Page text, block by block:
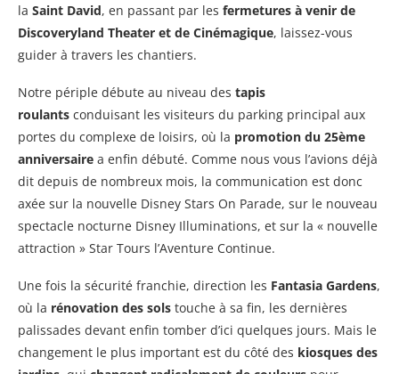
la Saint David, en passant par les fermetures à venir de
Discoveryland Theater et de Cinémagique, laissez-vous
guider à travers les chantiers.
Notre périple débute au niveau des tapis
roulants conduisant les visiteurs du parking principal aux
portes du complexe de loisirs, où la promotion du 25ème
anniversaire a enfin débuté. Comme nous vous l’avions déjà
dit depuis de nombreux mois, la communication est donc
axée sur la nouvelle Disney Stars On Parade, sur le nouveau
spectacle nocturne Disney Illuminations, et sur la « nouvelle
attraction » Star Tours l’Aventure Continue.
Une fois la sécurité franchie, direction les Fantasia Gardens,
où la rénovation des sols touche à sa fin, les dernières
palissades devant enfin tomber d’ici quelques jours. Mais le
changement le plus important est du côté des kiosques des